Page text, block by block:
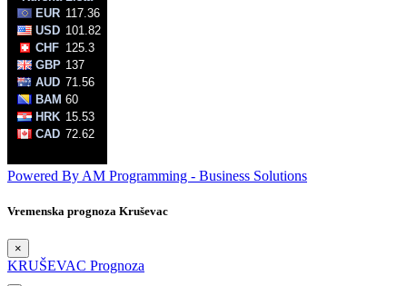
Powered By AM Programming - Business Solutions
Vremenska prognoza Kruševac
×
KRUŠEVAC Prognoza